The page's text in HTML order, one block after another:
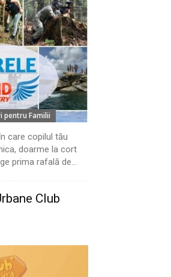
pentru Familii
care copilul tău
doarme la cort
prima rafală de...
Club